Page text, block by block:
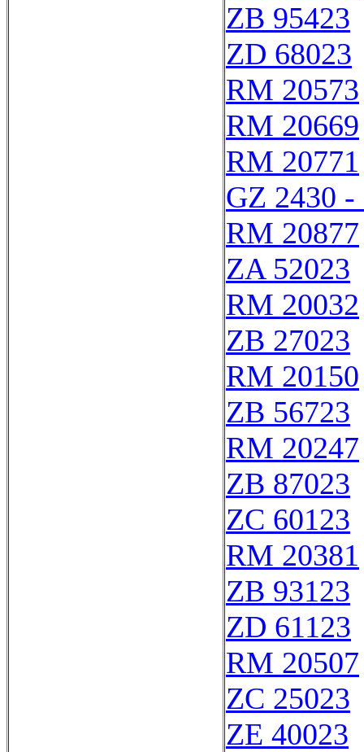
ZB 95423
ZD 68023
RM 20573
RM 20669
RM 20771
GZ 2430 -
RM 20877
ZA 52023
RM 20032
ZB 27023
RM 20150
ZB 56723
RM 20247
ZB 87023
ZC 60123
RM 20381
ZB 93123
ZD 61123
RM 20507
ZC 25023
ZE 40023